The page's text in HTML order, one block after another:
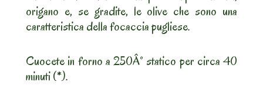
origano e, se gradite, le olive che sono una
caratteristica della focaccia pugliese.
Cuocete in forno a 250Â° statico per circa 40
minuti (*).